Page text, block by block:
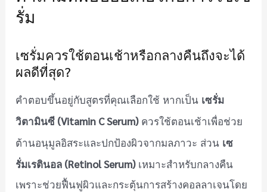
รั่ม
เซรั่มควรใช้ตอนเช้าหรือกลางคืนถึงจะได้
ผลดีที่สุด?
คำตอบขึ้นอยู่กับสูตรที่คุณเลือกใช้ หากเป็น เซรั่ม
วิตามินซี (Vitamin C Serum)ควรใช้ตอนเช้าเพื่อช่วย
ต้านอนุมูลอิสระและปกป้องผิวจากมลภาวะ ส่วน เซ
รั่มเรตินอล (Retinol Serum)เหมาะสำหรับกลางคืน
เพราะช่วยฟื้นฟูผิวและกระตุ้นการสร้างคอลลาเจนโดย